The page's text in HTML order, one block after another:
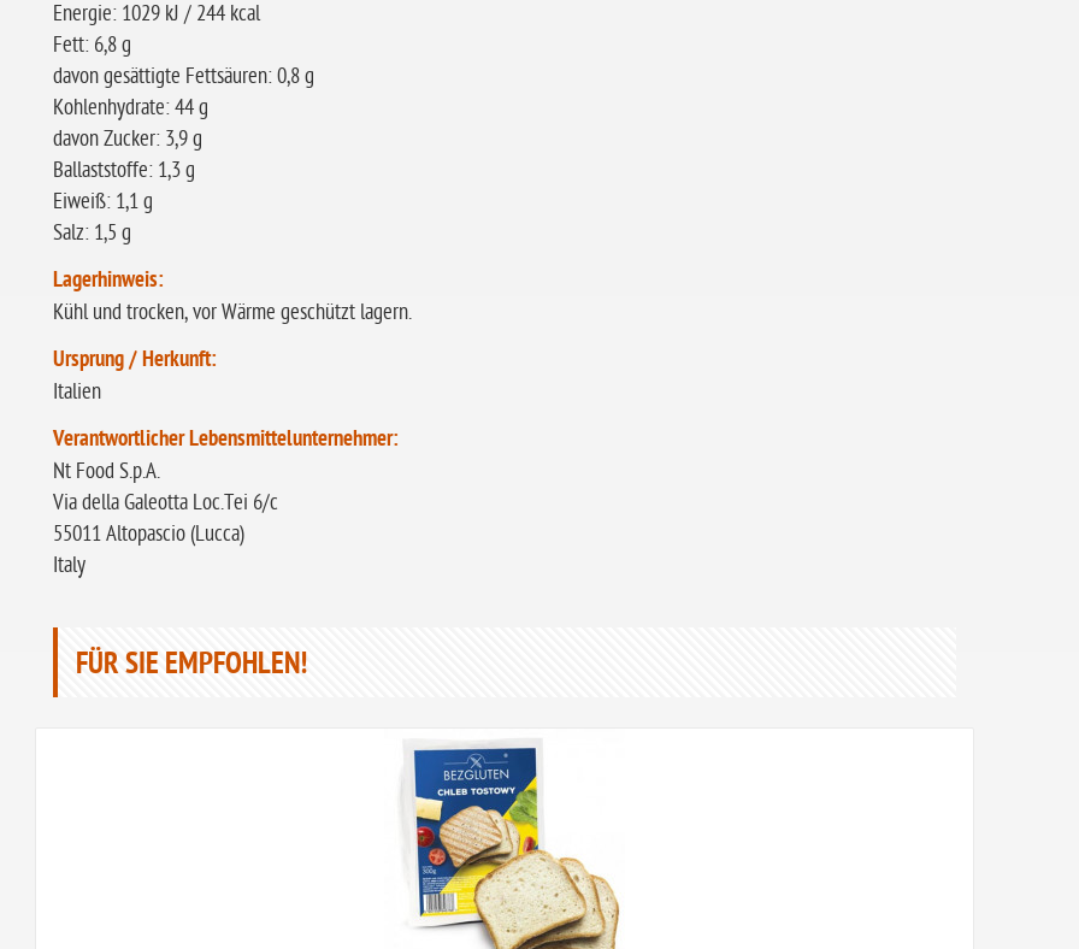
Energie: 1029 kJ / 244 kcal
Fett: 6,8 g
davon gesättigte Fettsäuren: 0,8 g
Kohlenhydrate: 44 g
davon Zucker: 3,9 g
Ballaststoffe: 1,3 g
Eiweiß: 1,1 g
Salz: 1,5 g
Lagerhinweis:
Kühl und trocken, vor Wärme geschützt lagern.
Ursprung / Herkunft:
Italien
Verantwortlicher Lebensmittelunternehmer:
Nt Food S.p.A.
Via della Galeotta Loc.Tei 6/c
55011 Altopascio (Lucca)
Italy
FÜR SIE EMPFOHLEN!